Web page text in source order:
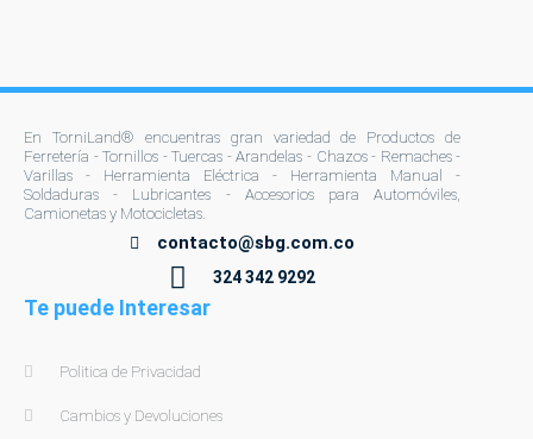
En TorniLand® encuentras gran variedad de Productos de
Ferretería - Tornillos - Tuercas - Arandelas - Chazos - Remaches -
Varillas - Herramienta Eléctrica - Herramienta Manual -
Soldaduras - Lubricantes - Accesorios para Automóviles,
Camionetas y Motocicletas.
contacto@sbg.com.co
324 342 9292
Te puede Interesar
Politica de Privacidad
Cambios y Devoluciones